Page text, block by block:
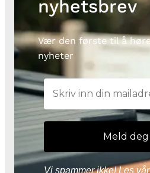
nyhetsbrev
Vær den første til å
nyheter
Vi spammer ikke! Les